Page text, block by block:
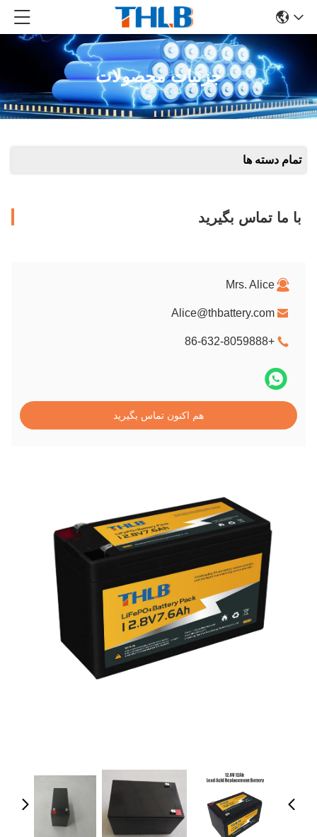
جزئیات محصولات
تمام دسته ها
با ما تماس بگیرید
Mrs. Alice
Alice@thbattery.com
+86-632-8059888
هم اکنون تماس بگیرید